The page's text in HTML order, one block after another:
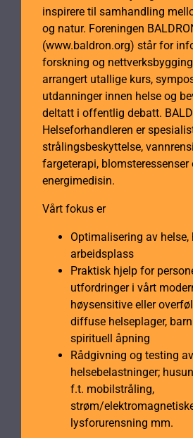
inspirere til samhandling
og natur. Foreningen
(www.baldron.org) står for
forskning og
arrangert utallige kurs,
utdanninger innen helse og
deltatt i offentlig debatt.
Helseforhandleren er
strålingsbeskyttelse,
fargeterapi, blomsteressenser
energimedisin.
Vårt fokus er
Optimalisering av helse,
arbeidsplass
Praktisk hjelp for
utfordringer i vårt
høysensitive eller
diffuse helseplager,
spirituell åpning
Rådgivning og testing av
helsebelastninger;
f.t. mobilstråling,
strøm/
lysforurensning mm.